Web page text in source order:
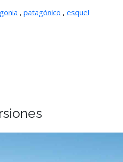
, patagónico , esquel